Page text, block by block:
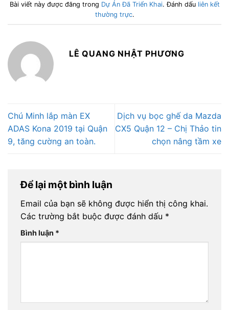
Bài viết này được đăng trong Dự Án Đã Triển Khai. Đánh dấu liên kết
thường trực.
LÊ QUANG NHẬT PHƯƠNG
Chú Minh lắp màn EX
ADAS Kona 2019 tại Quận
9, tăng cường an toàn.
Dịch vụ bọc ghế da Mazda
CX5 Quận 12 – Chị Thảo tin
chọn nâng tầm xe
Để lại một bình luận
Email của bạn sẽ không được hiển thị công khai.
Các trường bắt buộc được đánh dấu *
Bình luận *